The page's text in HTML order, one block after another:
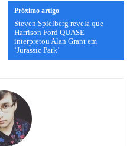
Próximo artigo
Steven Spielberg revela que
Harrison Ford QUASE
interpretou Alan Grant em
‘Jurassic Park’